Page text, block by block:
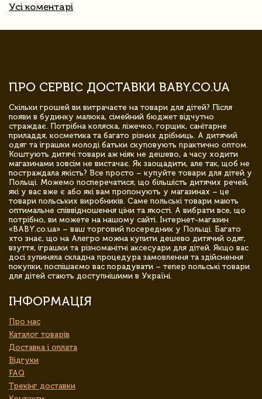
Усі коментарі
ПРО СЕРВІС ДОСТАВКИ BABY.CO.UA
Скільки грошей ви витрачаєте на товари для дітей? Після
появи в будинку малюка, сімейний бюджет відчутно
страждає. Потрібна коляска, ліжечко, горщик, санітарне
приладдя, косметика та багато різних дрібниць. А дитячий
одяг та іграшки молоді батьки скуповують практично оптом.
Коштують дитячі товари аж ніяк не дешево, а часу ходити
магазинами зовсім не вистачає. Як заощадити, але так, щоб не
постраждала якість? Все просто – купуйте товари для дітей у
Польщі. Можемо посперечатися, що більшість дитячих речей,
які у вас вже є або які вам пропонують у магазинах – це
товари польських виробників. Саме польські товари мають
оптимальне співвідношення ціни та якості. А вибрати все, що
потрібно, ви можете на нашому сайті. Інтернет-магазин
«BABY.co.ua» – ваш торговий посередник у Польщі. Багато
хто знає, що на Алегро можна купити дешево дитячий одяг,
взуття, іграшки та різноманітні аксесуари для дітей. Якщо вас
досі зупиняла складна процедура замовлення та здійснення
покупки, поспішаємо вас порадувати – тепер польські товари
для дітей стають доступнішими в Україні.
ІНФОРМАЦІЯ
Про нас
Каталог товарів
Доставка і оплата
Відгуки
FAQ
Трекінг доставки